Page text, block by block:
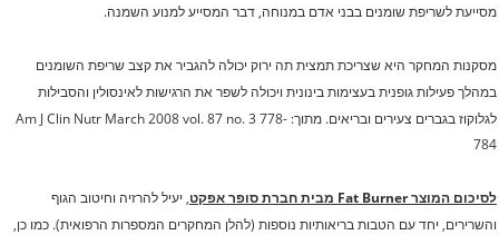
מסייעת לשריפת שומנים בבני אדם במנוחה, דבר המסייע למנוע השמנה.
מסקנות המחקר היא שצריכת תמצית תה ירוק יכולה להגביר את קצב שריפת השומנים
במהלך פעילות גופנית בעצימות בינונית ויכולה לשפר את הרגישות לאינסולין והסבילות
לגלוקוז בגברים צעירים ובריאים.
מתוך: Am J Clin Nutr March 2008 vol. 87 no. 3 778-
784
לסיכום המוצר Fat Burner מבית חברת סופר אפקט
, יעיל להרזיה וחיטוב הגוף
והשרירים, יחד עם הטבות בריאותיות נוספות (להלן המחקרים המספרות הרפואית). כמו כן,